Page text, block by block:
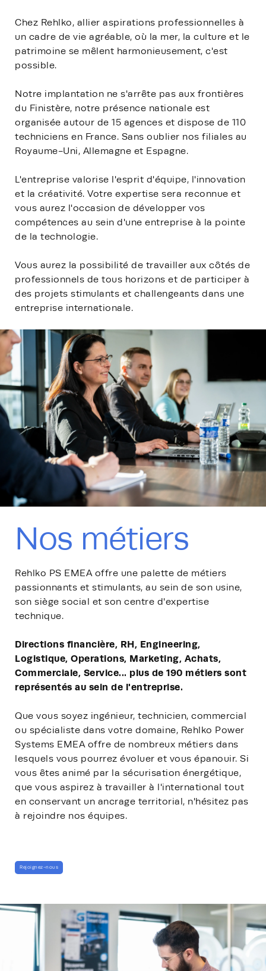
Chez Rehlko, allier aspirations professionnelles à
un cadre de vie agréable, où la mer, la culture et le
patrimoine se mêlent harmonieusement, c'est
possible.
Notre implantation ne s'arrête pas aux frontières
du Finistère, notre présence nationale est
organisée autour de 15 agences et dispose de 110
techniciens en France. Sans oublier nos filiales au
Royaume-Uni, Allemagne et Espagne.
L'entreprise valorise l'esprit d'équipe, l'innovation
et la créativité. Votre expertise sera reconnue et
vous aurez l'occasion de développer vos
compétences au sein d'une entreprise à la pointe
de la technologie.
Vous aurez la possibilité de travailler aux côtés de
professionnels de tous horizons et de participer à
des projets stimulants et challengeants dans une
entreprise internationale.
Nos métiers
Rehlko PS EMEA offre une palette de métiers
passionnants et stimulants, au sein de son usine,
son siège social et son centre d'expertise
technique.
Directions financière, RH, Engineering,
Logistique, Operations, Marketing, Achats,
Commerciale, Service... plus de 190 métiers sont
représentés au sein de l'entreprise.
Que vous soyez ingénieur, technicien, commercial
ou spécialiste dans votre domaine, Rehlko Power
Systems EMEA offre de nombreux métiers dans
lesquels vous pourrez évoluer et vous épanouir. Si
vous êtes animé par la sécurisation énergétique,
que vous aspirez à travailler à l'international tout
en conservant un ancrage territorial, n'hésitez pas
à rejoindre nos équipes.
Rejoignez-nous